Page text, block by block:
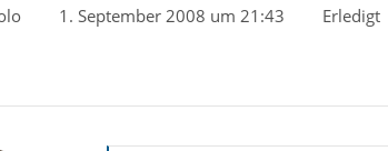
1. September 2008 um 21:43 Erledigt